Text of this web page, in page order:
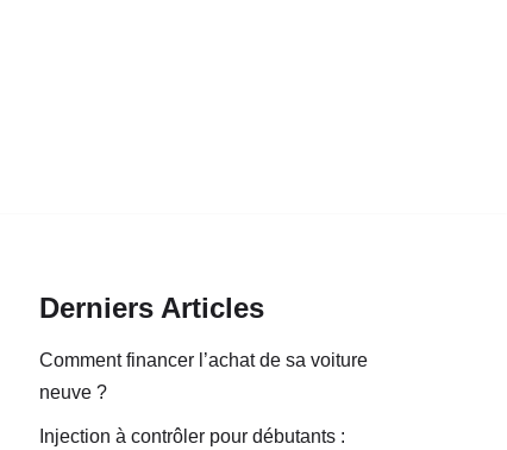
Derniers Articles
Comment financer l’achat de sa voiture
neuve ?
Injection à contrôler pour débutants :